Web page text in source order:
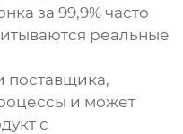
за 99,9% часто
реальные
поставщика,
и может
с